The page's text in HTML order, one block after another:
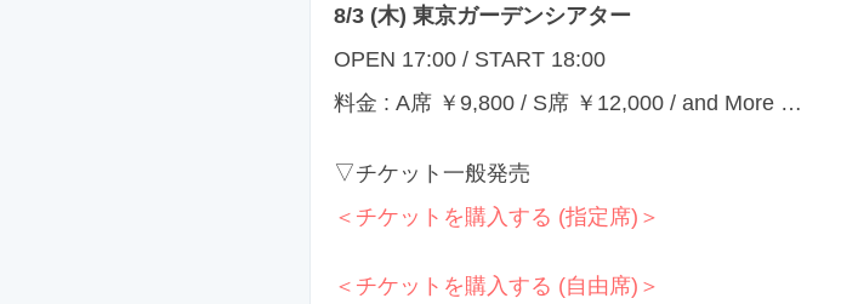
8/3 (木) 東京ガーデンシアター
OPEN 17:00 / START 18:00
料金 : A席 ￥9,800 / S席 ￥12,000 / and More …
▽チケット一般発売
＜チケットを購入する (指定席)＞
＜チケットを購入する (自由席)＞